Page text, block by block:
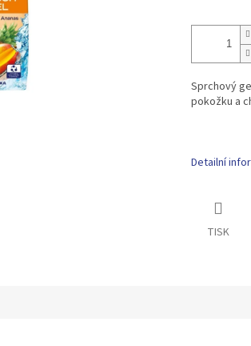
Sprchový
pokožku a
Detailní
TISK